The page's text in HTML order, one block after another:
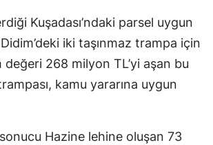
Kuşadası’ndaki parsel uygun
iki taşınmaz trampa için
değeri 268 milyon TL’yi aşan bu
kamu yararına uygun
Hazine lehine oluşan 73